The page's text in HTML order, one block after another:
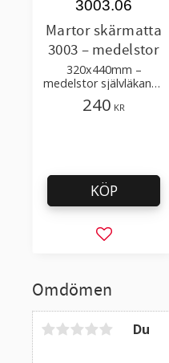
Omdömen
Du
Martor skärmatta
3003 – medelstor
320x440mm –
medelstor självläkande
skär matta för säkrare
och finare snitt
3003.06
240 KR
Lägg till i
KÖP